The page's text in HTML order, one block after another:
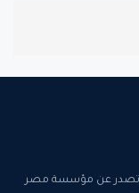
تصدر عن مؤسسة مصر